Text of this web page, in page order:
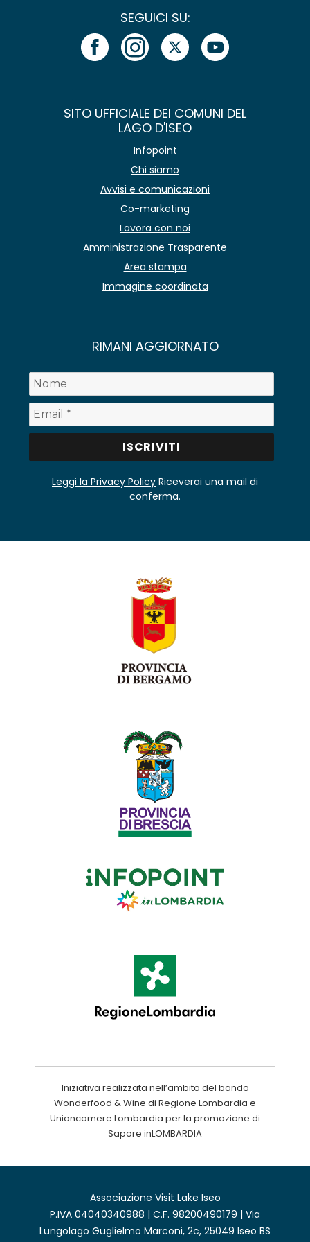
SEGUICI SU:
SITO UFFICIALE DEI COMUNI DEL
LAGO D'ISEO
Infopoint
Chi siamo
Avvisi e comunicazioni
Co-marketing
Lavora con noi
Amministrazione Trasparente
Area stampa
Immagine coordinata
RIMANI AGGIORNATO
Leggi la Privacy Policy Riceverai una mail di
conferma.
Iniziativa realizzata nell’ambito del bando
Wonderfood & Wine di Regione Lombardia e
Unioncamere Lombardia per la promozione di
Sapore inLOMBARDIA
Associazione Visit Lake Iseo
P.IVA 04040340988 | C.F. 98200490179 | Via
Lungolago Guglielmo Marconi, 2c, 25049 Iseo BS